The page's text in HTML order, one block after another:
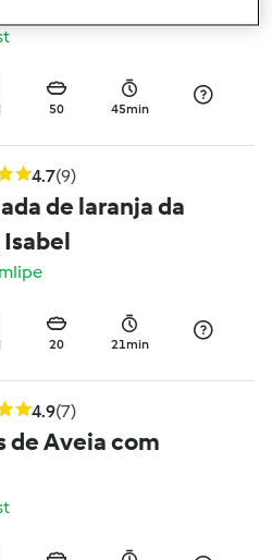
50 45min
4.7(9)
de laranja da
20 21min
4.9(7)
de Aveia com